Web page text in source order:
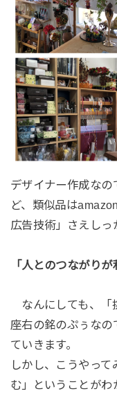
デザイナー作成なの
ど、類似品は
広告技術」さえしっ
「人とのつながりが
なんにしても、「
座右の銘のぷぅなの
ていきます。
しかし、こうやっ
む」ということがわ